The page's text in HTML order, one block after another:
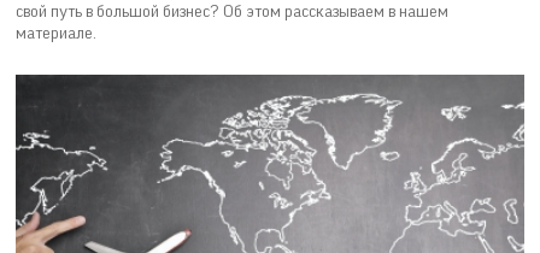
свой путь в большой бизнес? Об этом рассказываем в нашем
материале.